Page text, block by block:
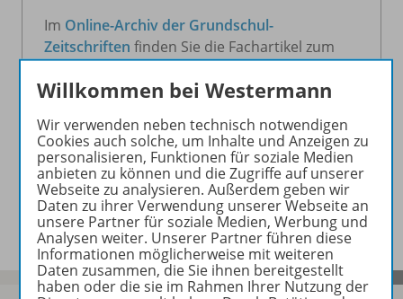
Im Online-Archiv der Grundschul-
Zeitschriften finden Sie die Fachartikel zum
Download.
Zur Übersicht
Willkommen bei Westermann
Wir verwenden neben technisch notwendigen
Cookies auch solche, um Inhalte und Anzeigen zu
personalisieren, Funktionen für soziale Medien
anbieten zu können und die Zugriffe auf unserer
Webseite zu analysieren. Außerdem geben wir
Daten zu ihrer Verwendung unserer Webseite an
unsere Partner für soziale Medien, Werbung und
Analysen weiter. Unserer Partner führen diese
Informationen möglicherweise mit weiteren
Daten zusammen, die Sie ihnen bereitgestellt
haben oder die sie im Rahmen Ihrer Nutzung der